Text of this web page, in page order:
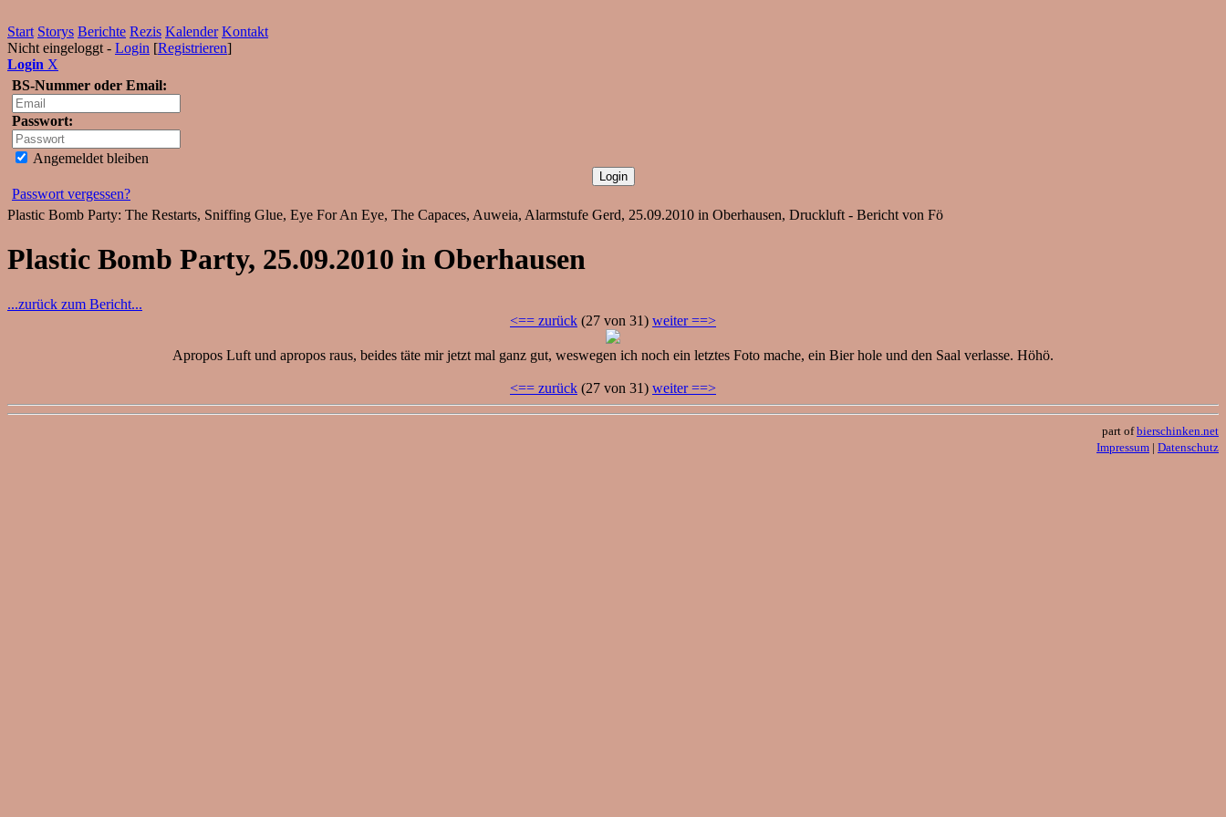
Start Storys Berichte Rezis Kalender Kontakt
Nicht eingeloggt - Login [Registrieren]
Login X
BS-Nummer oder Email:
Passwort:
Angemeldet bleiben
Passwort vergessen?
Plastic Bomb Party: The Restarts, Sniffing Glue, Eye For An Eye, The Capaces, Auweia, Alarmstufe Gerd, 25.09.2010 in Oberhausen, Druckluft - Bericht von Fö
Plastic Bomb Party, 25.09.2010 in Oberhausen
...zurück zum Bericht...
<== zurück (27 von 31) weiter ==>
Apropos Luft und apropos raus, beides täte mir jetzt mal ganz gut, weswegen ich noch ein letztes Foto mache, ein Bier hole und den Saal verlasse. Höhö.
<== zurück (27 von 31) weiter ==>
part ofbierschinken.net
Impressum | Datenschutz